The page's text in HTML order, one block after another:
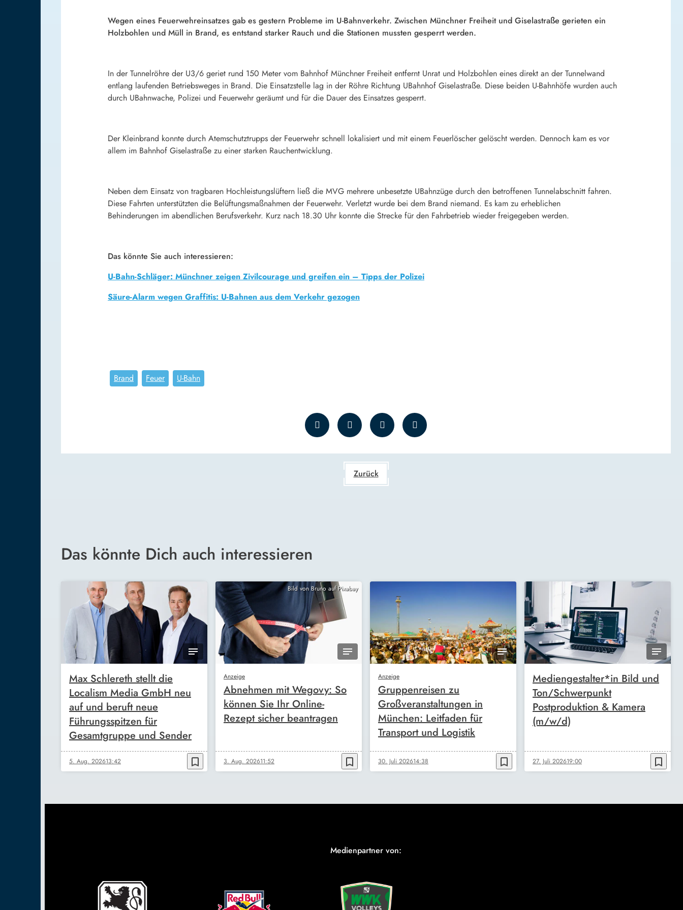
Wegen eines Feuerwehreinsatzes gab es gestern Probleme im U-Bahnverkehr. Zwischen Münchner Freiheit und Giselastraße gerieten ein
Holzbohlen und Müll in Brand, es entstand starker Rauch und die Stationen mussten gesperrt werden.
In der Tunnelröhre der U3/6 geriet rund 150 Meter vom Bahnhof Münchner Freiheit entfernt Unrat und Holzbohlen eines direkt an der Tunnelwand
entlang laufenden Betriebsweges in Brand. Die Einsatzstelle lag in der Röhre Richtung UBahnhof Giselastraße. Diese beiden U-Bahnhöfe wurden auch
durch UBahnwache, Polizei und Feuerwehr geräumt und für die Dauer des Einsatzes gesperrt.
Der Kleinbrand konnte durch Atemschutztrupps der Feuerwehr schnell lokalisiert und mit einem Feuerlöscher gelöscht werden. Dennoch kam es vor
allem im Bahnhof Giselastraße zu einer starken Rauchentwicklung.
Neben dem Einsatz von tragbaren Hochleistungslüftern ließ die MVG mehrere unbesetzte UBahnzüge durch den betroffenen Tunnelabschnitt fahren.
Diese Fahrten unterstützten die Belüftungsmaßnahmen der Feuerwehr. Verletzt wurde bei dem Brand niemand. Es kam zu erheblichen
Behinderungen im abendlichen Berufsverkehr. Kurz nach 18.30 Uhr konnte die Strecke für den Fahrbetrieb wieder freigegeben werden.
Das könnte Sie auch interessieren:
U-Bahn-Schläger: Münchner zeigen Zivilcourage und greifen ein – Tipps der Polizei
Säure-Alarm wegen Graffitis: U-Bahnen aus dem Verkehr gezogen
Brand Feuer U-Bahn
Zurück
Das könnte Dich auch interessieren
Max Schlereth stellt die
Localism Media GmbH neu
auf und beruft neue
Führungsspitzen für
Gesamtgruppe und Sender
5. Aug. 202613:42 bookmark_border
Bild von Bruno auf Pixabay
Anzeige
Abnehmen mit Wegovy: So
können Sie Ihr Online-
Rezept sicher beantragen
3. Aug. 202611:52 bookmark_border
Anzeige
Gruppenreisen zu
Großveranstaltungen in
München: Leitfaden für
Transport und Logistik
30. Juli 202614:38 bookmark_border
Mediengestalter*in Bild und
Ton/Schwerpunkt
Postproduktion & Kamera
(m/w/d)
27. Juli 202619:00 bookmark_border
Medienpartner von: